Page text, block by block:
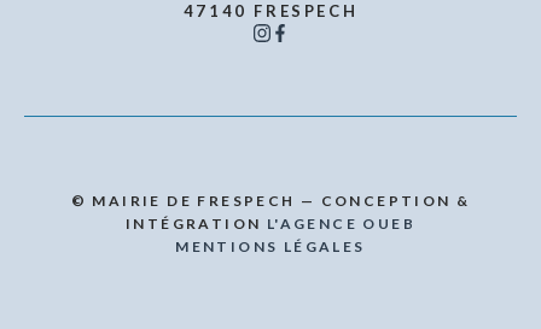
47140 FRESPECH
© MAIRIE DE FRESPECH — CONCEPTION &
INTÉGRATION L'AGENCE OUEB
MENTIONS LÉGALES